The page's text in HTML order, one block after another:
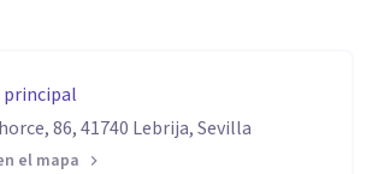
principal
86, 41740 Lebrija, Sevilla
el mapa